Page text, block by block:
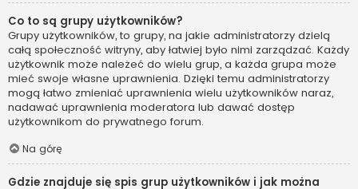
Co to są grupy użytkowników?
Grupy użytkowników, to grupy, na jakie administratorzy dzielą
całą społeczność witryny, aby łatwiej było nimi zarządzać. Każdy
użytkownik może należeć do wielu grup, a każda grupa może
mieć swoje własne uprawnienia. Dzięki temu administratorzy
mogą łatwo zmieniać uprawnienia wielu użytkowników naraz,
nadawać uprawnienia moderatora lub dawać dostęp
użytkownikom do prywatnego forum.
Na górę
Gdzie znajduje się spis grup użytkowników i jak można